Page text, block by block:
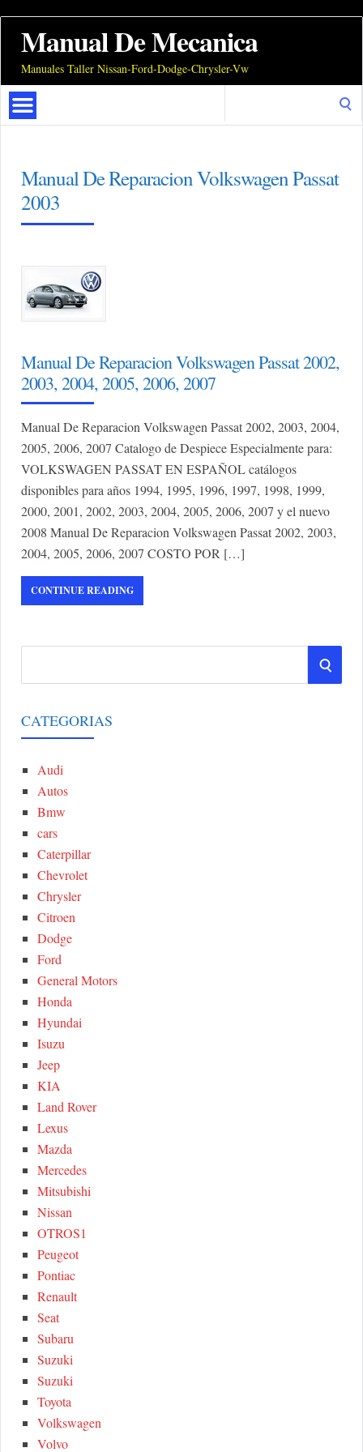
Manual De Mecanica
Manuales Taller Nissan-Ford-Dodge-Chrysler-Vw
Manual De Reparacion Volkswagen Passat
2003
Manual De Reparacion Volkswagen Passat 2002,
2003, 2004, 2005, 2006, 2007
Manual De Reparacion Volkswagen Passat 2002, 2003, 2004,
2005, 2006, 2007 Catalogo de Despiece Especialmente para:
VOLKSWAGEN PASSAT EN ESPAÑOL catálogos
disponibles para años 1994, 1995, 1996, 1997, 1998, 1999,
2000, 2001, 2002, 2003, 2004, 2005, 2006, 2007 y el nuevo
2008 Manual De Reparacion Volkswagen Passat 2002, 2003,
2004, 2005, 2006, 2007 COSTO POR […]
CONTINUE READING
r
c
S
CATEGORIAS
Audi
Autos
Bmw
cars
Caterpillar
Chevrolet
Chrysler
Citroen
Dodge
Ford
General Motors
Honda
Hyundai
Isuzu
Jeep
KIA
Land Rover
Lexus
Mazda
Mercedes
Mitsubishi
Nissan
OTROS1
Peugeot
Pontiac
Renault
Seat
Subaru
Suzuki
Suzuki
Toyota
Volkswagen
Volvo